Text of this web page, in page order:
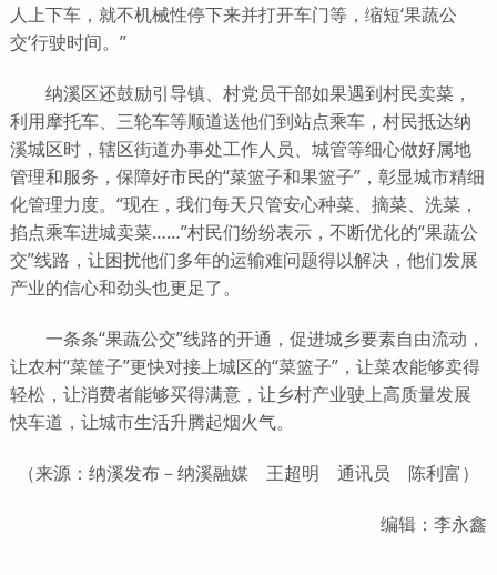
人上下车，就不机械性停下来并打开车门等，缩短‘果蔬公
交’行驶时间。”
纳溪区还鼓励引导镇、村党员干部如果遇到村民卖菜，
利用摩托车、三轮车等顺道送他们到站点乘车，村民抵达纳
溪城区时，辖区街道办事处工作人员、城管等细心做好属地
管理和服务，保障好市民的“菜篮子和果篮子”，彰显城市精细
化管理力度。“现在，我们每天只管安心种菜、摘菜、洗菜，
掐点乘车进城卖菜……”村民们纷纷表示，不断优化的“果蔬公
交”线路，让困扰他们多年的运输难问题得以解决，他们发展
产业的信心和劲头也更足了。
一条条“果蔬公交”线路的开通，促进城乡要素自由流动，
让农村“菜筐子”更快对接上城区的“菜篮子”，让菜农能够卖得
轻松，让消费者能够买得满意，让乡村产业驶上高质量发展
快车道，让城市生活升腾起烟火气。
（来源：纳溪发布－纳溪融媒 王超明 通讯员 陈利富）
编辑：李永鑫